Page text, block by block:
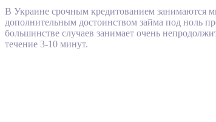
В Украине срочным кредитованием занимаются
дополнительным достоинством займа под ноль
большинстве случаев занимает очень
течение 3-10 минут.